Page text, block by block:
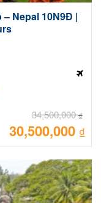
Nepal 10N9Đ |
34,500,000₫
gốc
30,500,000 ₫
Giá
tại
là: